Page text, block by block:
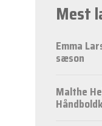
Mest
Emma
sæson
Malthe